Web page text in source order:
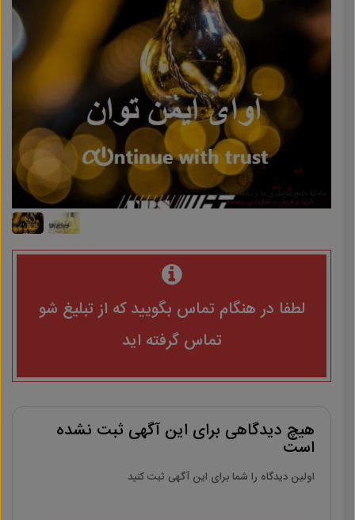
لطفا در هنگام تماس بگویید که از تبلیغ شو
تماس گرفته اید
هیچ دیدگاهی برای این آگهی ثبت نشده
است
اولین دیدگاه را شما برای این آگهی ثبت کنید